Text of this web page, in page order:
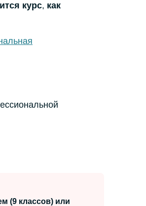
курс, как
(9 классов) или